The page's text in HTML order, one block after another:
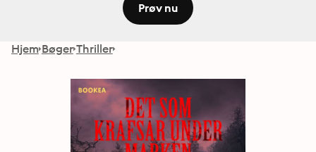
Prøv nu
Hjem Bøger Thriller